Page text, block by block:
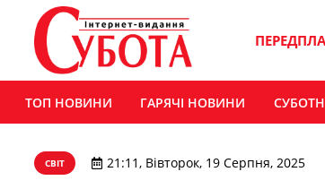
ТОП НОВИНИ ГАРЯЧІ НОВИНИ
СВІТ 21:11, Вівторок, 19 Серпня, 2025